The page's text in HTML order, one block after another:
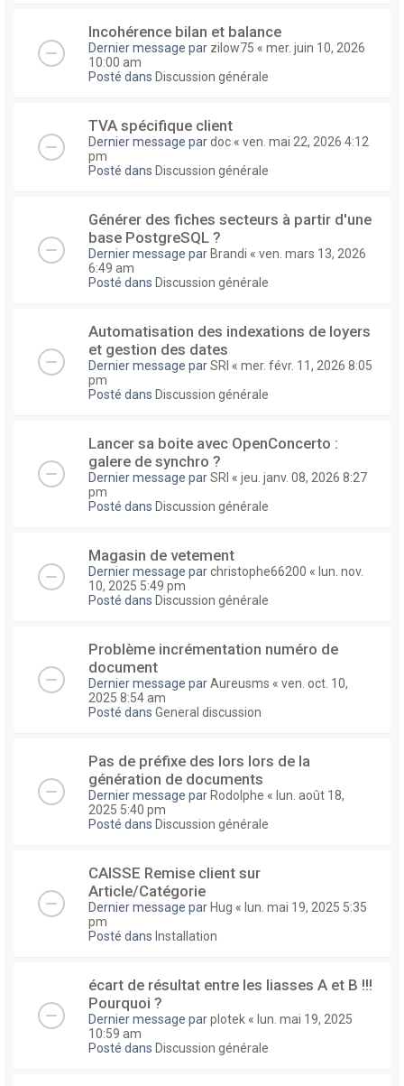
Incohérence bilan et balance
Dernier message par zilow75 « mer. juin 10, 2026
10:00 am
Posté dans Discussion générale
TVA spécifique client
Dernier message pardoc « ven. mai 22, 2026 4:12
pm
Posté dans Discussion générale
Générer des fiches secteurs à partir d'une
base PostgreSQL ?
Dernier message par Brandi « ven. mars 13, 2026
6:49 am
Posté dans Discussion générale
Automatisation des indexations de loyers
et gestion des dates
Dernier message parSRI « mer. févr. 11, 2026 8:05
pm
Posté dans Discussion générale
Lancer sa boite avec OpenConcerto :
galere de synchro ?
Dernier message parSRI « jeu. janv. 08, 2026 8:27
pm
Posté dans Discussion générale
Magasin de vetement
Dernier message parchristophe66200 « lun. nov.
10, 2025 5:49 pm
Posté dans Discussion générale
Problème incrémentation numéro de
document
Dernier message parAureusms « ven. oct. 10,
2025 8:54 am
Posté dans General discussion
Pas de préfixe des lors lors de la
génération de documents
Dernier message par Rodolphe « lun. août 18,
2025 5:40 pm
Posté dans Discussion générale
CAISSE Remise client sur
Article/Catégorie
Dernier message par Hug « lun. mai 19, 2025 5:35
pm
Posté dans Installation
écart de résultat entre les liasses A et B !!!
Pourquoi ?
Dernier message parplotek « lun. mai 19, 2025
10:59 am
Posté dans Discussion générale